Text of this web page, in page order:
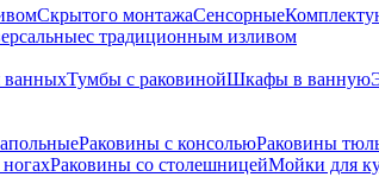
Скрытого монтажаСенсорные
с традиционным изливом
ванныхТумбы с раковинойШкафы в ванную
Раковины с консольюРаковины
Раковины со столешницейМойки для